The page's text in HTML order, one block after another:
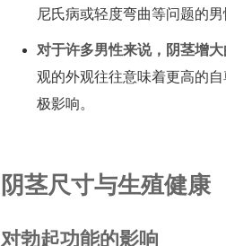
尼氏病或轻度弯曲等问题的
对于许多男性来说，阴茎增
观的外观往往意味着更高的
极影响。
阴茎尺寸与生殖健康
对勃起功能的影响